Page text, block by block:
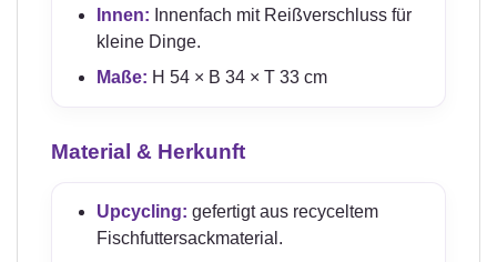
Innen: Innenfach mit Reißverschluss für
kleine Dinge.
Maße: H 54 × B 34 × T 33 cm
Material & Herkunft
Upcycling: gefertigt aus recyceltem
Fischfuttersackmaterial.